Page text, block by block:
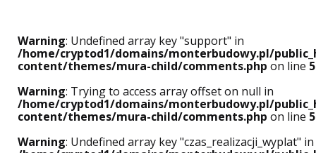
Warning: Undefined array key "support" in
/home/cryptod1/domains/monterbudowy.pl/
content/themes/mura-child/comments.php on line
Warning: Trying to access array offset on null in
/home/cryptod1/domains/monterbudowy.pl/
content/themes/mura-child/comments.php on line
Warning: Undefined array key "czas_realizacji_wyplat" in